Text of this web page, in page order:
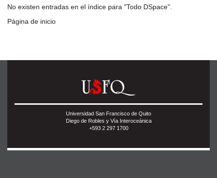
No existen entradas en el índice para "Todo DSpace".
Página de inicio
Universidad San Francisco de Quito
Diego de Robles y Vía Interoceánica
+593 2 297 1700